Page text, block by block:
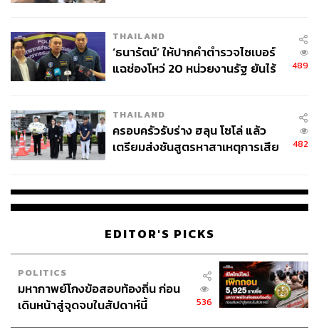
จ่ายหนี้-แอบระบุแบรนด์
THAILAND
‘ธนารัตน์’ ให้ปากคำตำรวจไซเบอร์
แฉช่องโหว่ 20 หน่วยงานรัฐ ยันไร้
489
THAILAND
ครอบครัวรับร่าง ฮลุน โซโล่ แล้ว
เตรียมส่งชันสูตรหาสาเหตุการเสีย
482
EDITOR'S PICKS
POLITICS
มหากาพย์โกงข้อสอบท้องถิ่น ก่อน
เดินหน้าสู่จุดจบในสัปดาห์นี้
536